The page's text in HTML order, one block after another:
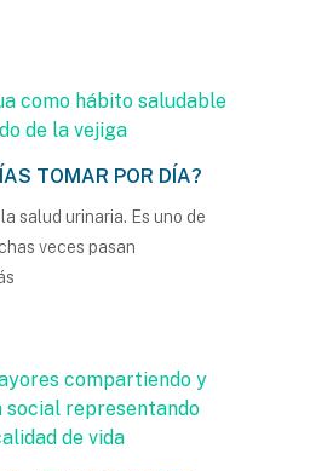
TOMAR POR DÍA?
salud urinaria. Es uno de
veces pasan